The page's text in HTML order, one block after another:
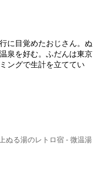
に目覚めたおじさん。ぬ
泉を好む。ふだんは東京
ングで生計を立ててい
ぬる湯のレトロ宿 - 微温湯